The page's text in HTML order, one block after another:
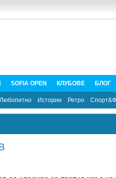
SOFIA OPEN КЛУБОВЕ БЛОГ
Любопитно Истории Ретро